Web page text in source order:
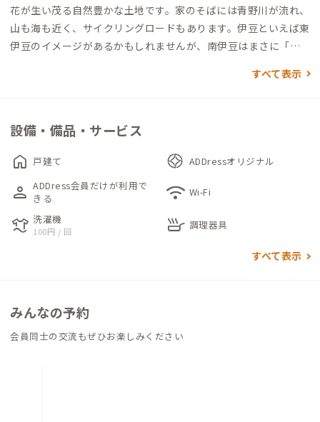
花が生い茂る自然豊かな土地です。家のそばには青野川が流れ、
山も海も近く、サイクリングロードもあります。伊豆といえば東
伊豆のイメージがあるかもしれませんが、南伊豆はまさに「こ
すべて表示
設備・備品・サービス
home 戸建て ADDressオリジナル
person ADDress会員だけが利用で
きる
wifi Wi-Fi
laundry 洗濯機
100円 / 回 skillet 調理器具
すべて表示
みんなの予約
会員同士の交流もぜひお楽しみください